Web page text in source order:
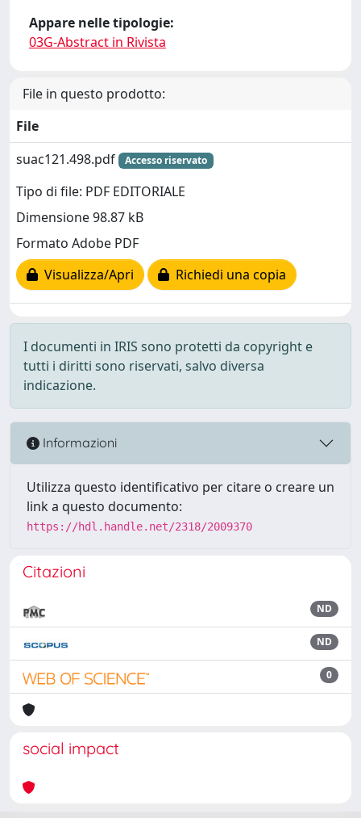
Appare nelle tipologie:
03G-Abstract in Rivista
File in questo prodotto:
File
suac121.498.pdf
Accesso riservato
Tipo di file: PDF EDITORIALE
Dimensione 98.87 kB
Formato Adobe PDF
Visualizza/Apri
Richiedi una copia
I documenti in IRIS sono protetti da copyright e
tutti i diritti sono riservati, salvo diversa
indicazione.
Informazioni
Utilizza questo identificativo per citare o creare un
link a questo documento:
https://hdl.handle.net/2318/2009370
Citazioni
ND
ND
0
social impact